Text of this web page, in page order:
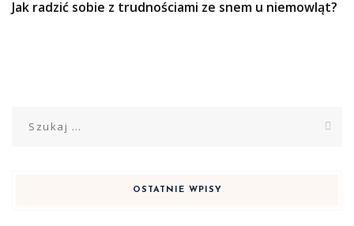
Jak radzić sobie z trudnościami ze snem u niemowląt?
OSTATNIE WPISY